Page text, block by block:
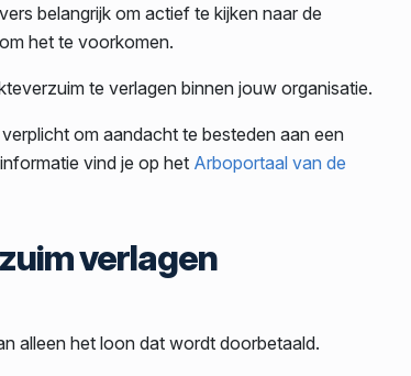
belangrijk om actief te kijken naar de
het te voorkomen.
te verlagen binnen jouw organisatie.
om aandacht te besteden aan een
vind je op het Arboportaal van de
verlagen
alleen het loon dat wordt doorbetaald.